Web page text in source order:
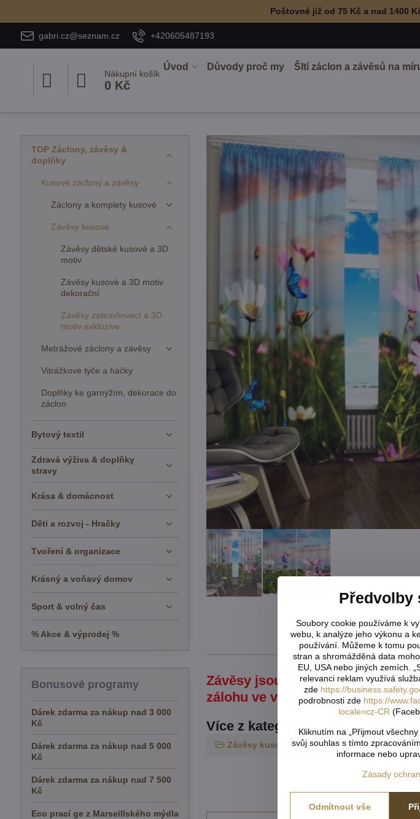
Poštovné již od 75 Kč a nad 1400
gabri.cz@seznam.cz +420605487193
Nákupní košík
0 Kč
Úvod Důvody proč my ŠItí záclon a závěsů na
Závěsy jsou vyráběny na
zálohu ve výši 50% nebo úhradu
Více z kategorie
Závěsy kusové Závěsy zatemňovací a
TOP Záclony, závěsy &
doplňky
Kusové záclony a závěsy
Záclony a komplety kusové
Závěsy kusové
Závěsy dětské kusové a 3D
motiv
Závěsy kusové a 3D motiv
dekorační
Závěsy zatemňovací a 3D
motiv exkluzive
Metrážové záclony a závěsy
Vitrážkové tyče a háčky
Doplňky ke garnýžím, dekorace do
záclon
Bytový textil
Zdravá výživa & doplňky
stravy
Krása & domácnost
Děti a rozvoj - Hračky
Tvoření & organizace
Krásný a voňavý domov
Sport & volný čas
% Akce & výprodej %
Bonusové programy
Dárek zdarma za nákup nad 3 000
Kč
Dárek zdarma za nákup nad 5 000
Kč
Dárek zdarma za nákup nad 7 500
Kč
Eco prací ge z Marseillského mýdla
Předvolby
Soubory cookie používáme k
webu, k analýze jeho výkonu a
používání. Můžeme k tomu
stran a shromážděná data
EU, USA nebo jiných zemích.
relevanci reklam využívá
zde https://
podrobnosti zde https://
locale=cz-CR
Kliknutím na „Přijmout
svůj souhlas s tímto
informace nebo
Zásady
Odmítnout vše